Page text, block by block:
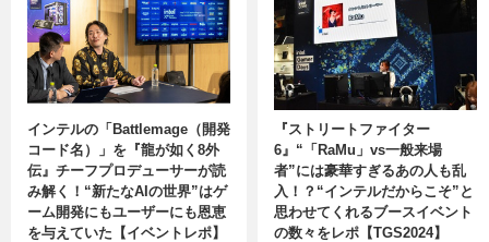
インテルの「Battlemage（開発
コード名）」を『龍が如く8外
伝』チーフプロデューサーが読
み解く！“新たなAIの世界”はゲ
ーム開発にもユーザーにも恩恵
を与えていた【イベントレポ】
『ストリートファイター
6』“「RaMu」vs一般来場
者”には豪華すぎるあの人も乱
入！？“インテルだからこそ”と
思わせてくれるブースイベント
の数々をレポ【TGS2024】